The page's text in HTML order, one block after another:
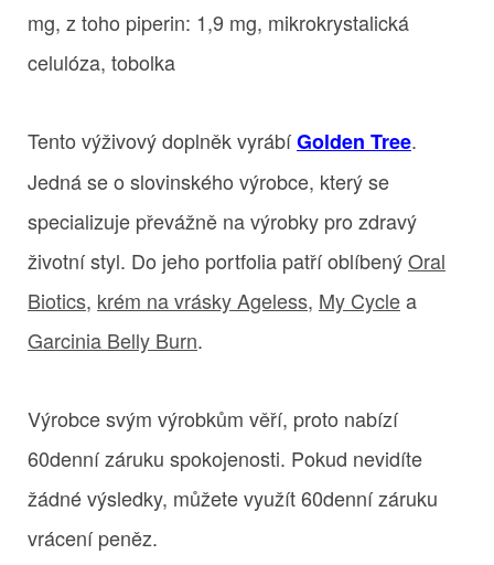
mg, z toho piperin: 1,9 mg, mikrokrystalická
celulóza, tobolka
Tento výživový doplněk vyrábíGolden Tree.
Jedná se o slovinského výrobce, který se
specializuje převážně na výrobky pro zdravý
životní styl. Do jeho portfolia patří oblíbenýOral
Biotics, krém na vrásky Ageless, My Cyclea
Garcinia Belly Burn.
Výrobce svým výrobkům věří, proto nabízí
60denní záruku spokojenosti. Pokud nevidíte
žádné výsledky, můžete využít 60denní záruku
vrácení peněz.